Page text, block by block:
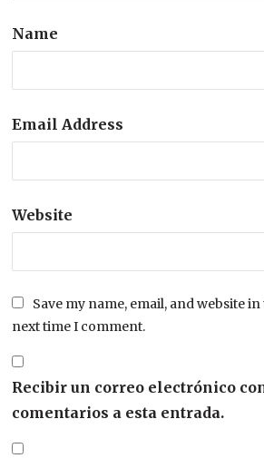
Name
Email Address
Website
Save my name, email, and website
next time I comment.
Recibir un correo electrónico
comentarios a esta entrada.